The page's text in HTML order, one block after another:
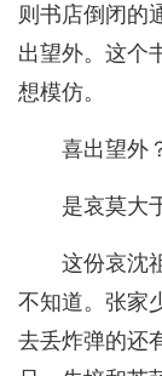
则书店倒闭的
出望外。这个
想模仿。
喜出望外
是哀莫大
这份哀沈
不知道。张家
去丢炸弹的还